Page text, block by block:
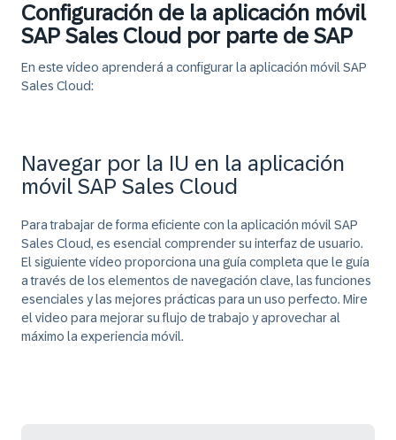
Configuración de la aplicación móvil
SAP Sales Cloud por parte de SAP
En este vídeo aprenderá a configurar la aplicación móvil SAP
Sales Cloud:
Navegar por la IU en la aplicación
móvil SAP Sales Cloud
Para trabajar de forma eficiente con la aplicación móvil SAP
Sales Cloud, es esencial comprender su interfaz de usuario.
El siguiente vídeo proporciona una guía completa que le guía
a través de los elementos de navegación clave, las funciones
esenciales y las mejores prácticas para un uso perfecto. Mire
el video para mejorar su flujo de trabajo y aprovechar al
máximo la experiencia móvil.